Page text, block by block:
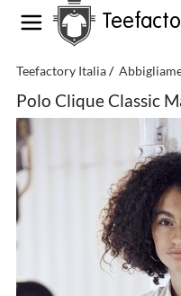
Teefactory Italia
Polo Clique Classic